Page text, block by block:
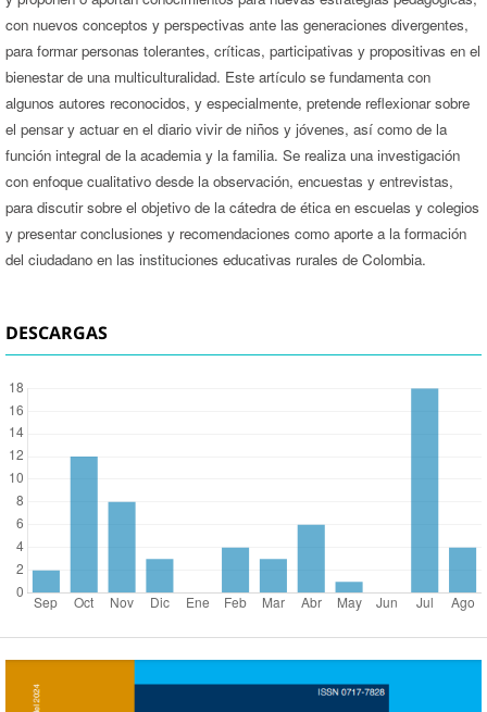
con nuevos conceptos y perspectivas ante las generaciones divergentes,
para formar personas tolerantes, críticas, participativas y propositivas en el
bienestar de una multiculturalidad. Este artículo se fundamenta con
algunos autores reconocidos, y especialmente, pretende reflexionar sobre
el pensar y actuar en el diario vivir de niños y jóvenes, así como de la
función integral de la academia y la familia. Se realiza una investigación
con enfoque cualitativo desde la observación, encuestas y entrevistas,
para discutir sobre el objetivo de la cátedra de ética en escuelas y colegios
y presentar conclusiones y recomendaciones como aporte a la formación
del ciudadano en las instituciones educativas rurales de Colombia.
DESCARGAS